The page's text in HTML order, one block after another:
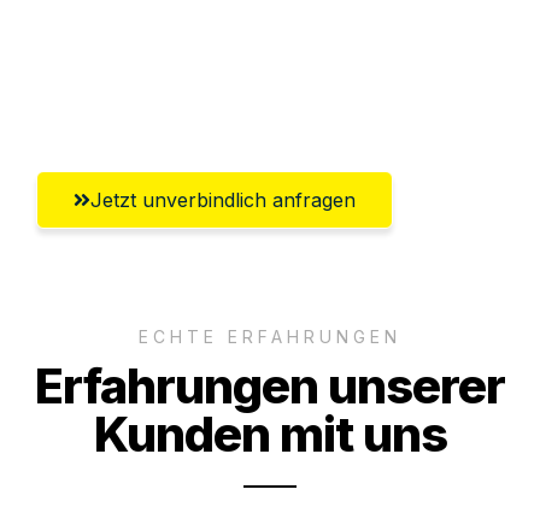
Jetzt unverbindlich anfragen
ECHTE ERFAHRUNGEN
Erfahrungen unserer
Kunden mit uns